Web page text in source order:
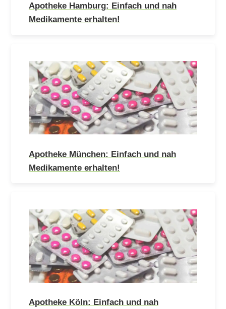
Apotheke Hamburg: Einfach und nah
Medikamente erhalten!
Apotheke München: Einfach und nah
Medikamente erhalten!
Apotheke Köln: Einfach und nah